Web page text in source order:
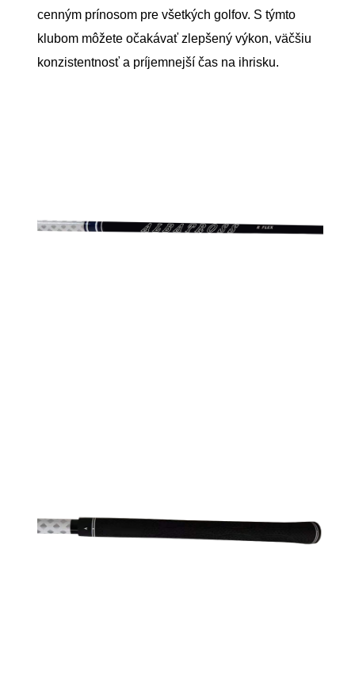
cenným prínosom pre všetkých golfov. S týmto
klubom môžete očakávať zlepšený výkon, väčšiu
konzistentnosť a príjemnejší čas na ihrisku.